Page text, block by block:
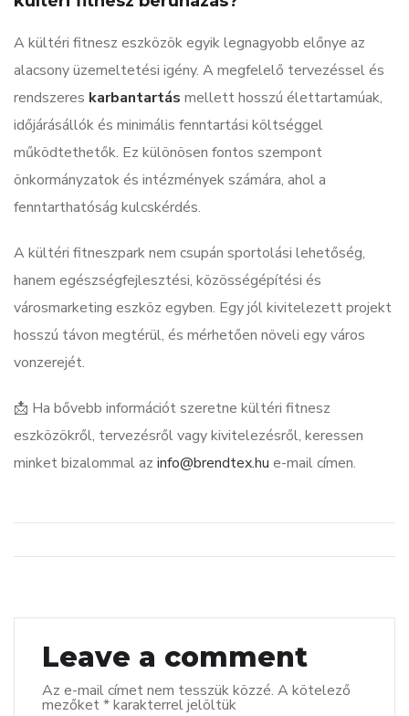
A kültéri fitnesz eszközök egyik legnagyobb előnye az
alacsony üzemeltetési igény. A megfelelő tervezéssel és
rendszeres karbantartás mellett hosszú élettartamúak,
időjárásállók és minimális fenntartási költséggel
működtethetők. Ez különösen fontos szempont
önkormányzatok és intézmények számára, ahol a
fenntarthatóság kulcskérdés.
A kültéri fitneszpark nem csupán sportolási lehetőség,
hanem egészségfejlesztési, közösségépítési és
városmarketing eszköz egyben. Egy jól kivitelezett projekt
hosszú távon megtérül, és mérhetően növeli egy város
vonzerejét.
📩 Ha bővebb információt szeretne kültéri fitnesz
eszközökről, tervezésről vagy kivitelezésről, keressen
minket bizalommal az info@brendtex.hu e-mail címen.
Leave a comment
Az e-mail címet nem tesszük közzé. A kötelező
mezőket*karakterrel jelöltük